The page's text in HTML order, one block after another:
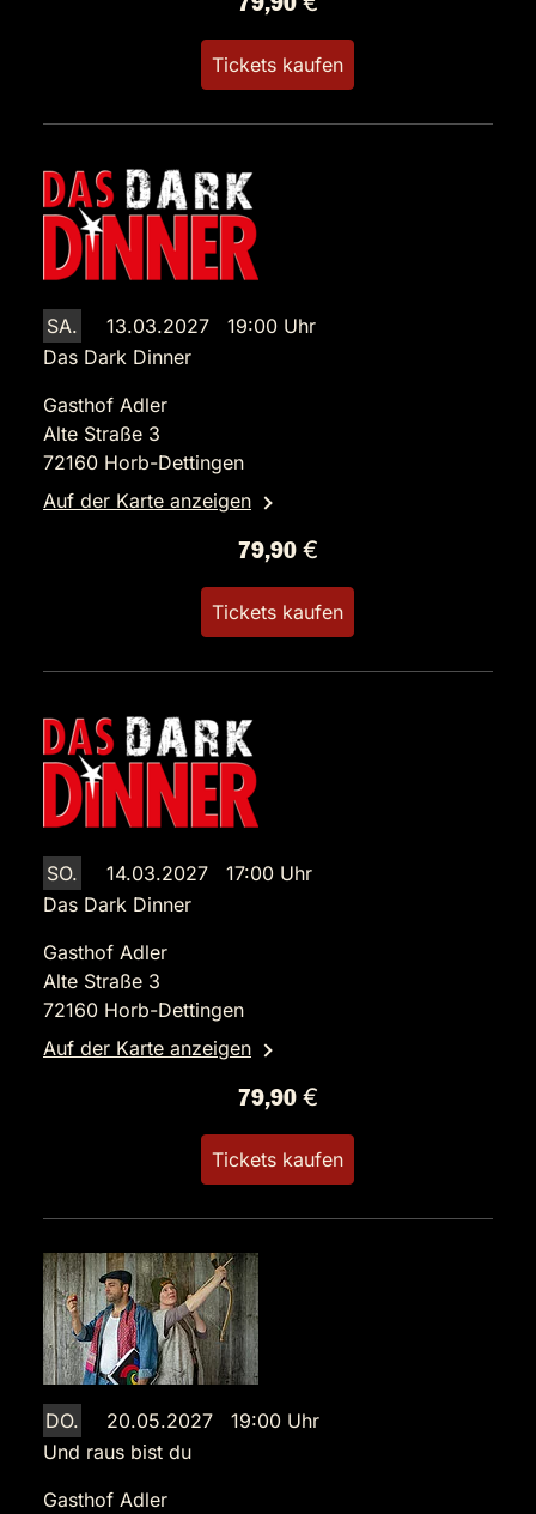
Tickets kaufen
SA.
13.03.2027 19:00 Uhr
Das Dark Dinner
Gasthof Adler
Alte Straße 3
72160 Horb-Dettingen
Auf der Karte anzeigen
79,90 €
Tickets kaufen
SO.
14.03.2027 17:00 Uhr
Das Dark Dinner
Gasthof Adler
Alte Straße 3
72160 Horb-Dettingen
Auf der Karte anzeigen
79,90 €
Tickets kaufen
DO.
20.05.2027 19:00 Uhr
Und raus bist du
Gasthof Adler